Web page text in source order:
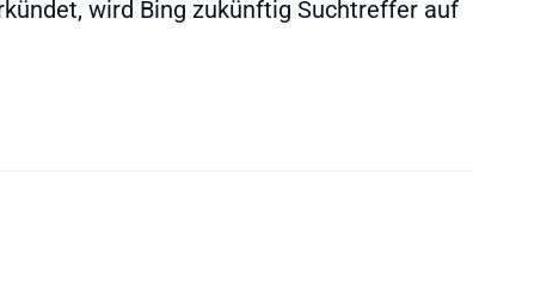
wird Bing zukünftig Suchtreffer auf